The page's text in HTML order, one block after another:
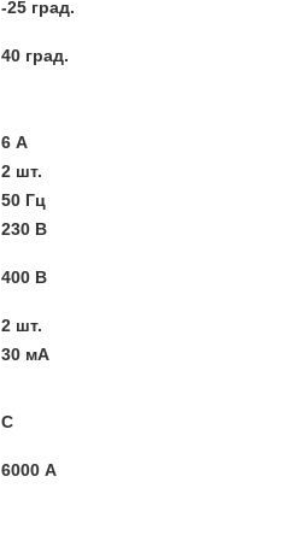
-25 град.
40 град.
6 А
2 шт.
50 Гц
230 В
400 В
2 шт.
30 мА
C
6000 А